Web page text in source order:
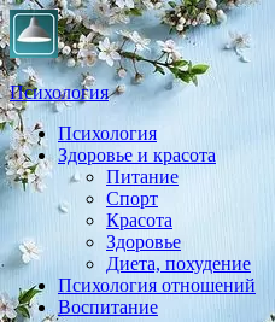
Психология
Практическая психология,
здоровье, воспитание,
Психология
Здоровье и красота
Питание
Спорт
Красота
Здоровье
Диета, похудение
Психология отношений
Воспитание